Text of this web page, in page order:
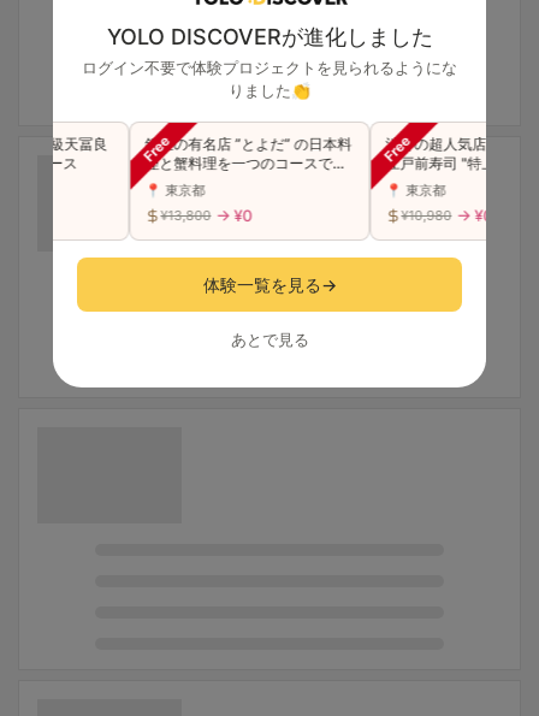
YOLO DISCOVERが進化しました
ログイン不要で体験プロジェクトを見られるようにな
りました👏
高級天冨良
るコース
銀座の有名店 ”とよだ” の日本料
理と蟹料理を一つのコースで贅
沢に味わう（同伴可）
📍 東京都
¥13,800 → ¥0
渋谷の超人気店が銀座
江戸前寿司 "特上"おまか
スをご堪能(同伴可)
📍 東京都
¥10,980 → ¥0
体験一覧を見る→
あとで見る